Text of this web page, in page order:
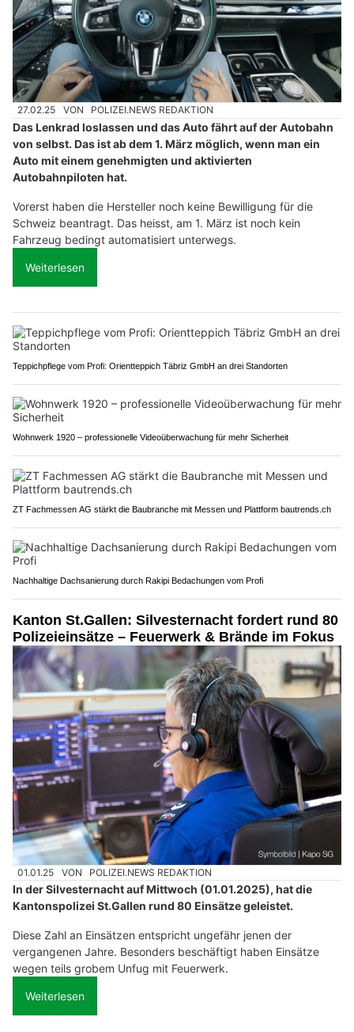
27.02.25 VON POLIZEI.NEWS REDAKTION
Das Lenkrad loslassen und das Auto fährt auf der Autobahn
von selbst. Das ist ab dem 1. März möglich, wenn man ein
Auto mit einem genehmigten und aktivierten
Autobahnpiloten hat.
Vorerst haben die Hersteller noch keine Bewilligung für die
Schweiz beantragt. Das heisst, am 1. März ist noch kein
Fahrzeug bedingt automatisiert unterwegs.
Weiterlesen
Teppichpflege vom Profi: Orientteppich Täbriz GmbH an drei Standorten
Wohnwerk 1920 – professionelle Videoüberwachung für mehr Sicherheit
ZT Fachmessen AG stärkt die Baubranche mit Messen und Plattform bautrends.ch
Nachhaltige Dachsanierung durch Rakipi Bedachungen vom Profi
Kanton St.Gallen: Silvesternacht fordert rund 80
Polizeieinsätze – Feuerwerk & Brände im Fokus
01.01.25 VON POLIZEI.NEWS REDAKTION
In der Silvesternacht auf Mittwoch (01.01.2025), hat die
Kantonspolizei St.Gallen rund 80 Einsätze geleistet.
Diese Zahl an Einsätzen entspricht ungefähr jenen der
vergangenen Jahre. Besonders beschäftigt haben Einsätze
wegen teils grobem Unfug mit Feuerwerk.
Weiterlesen